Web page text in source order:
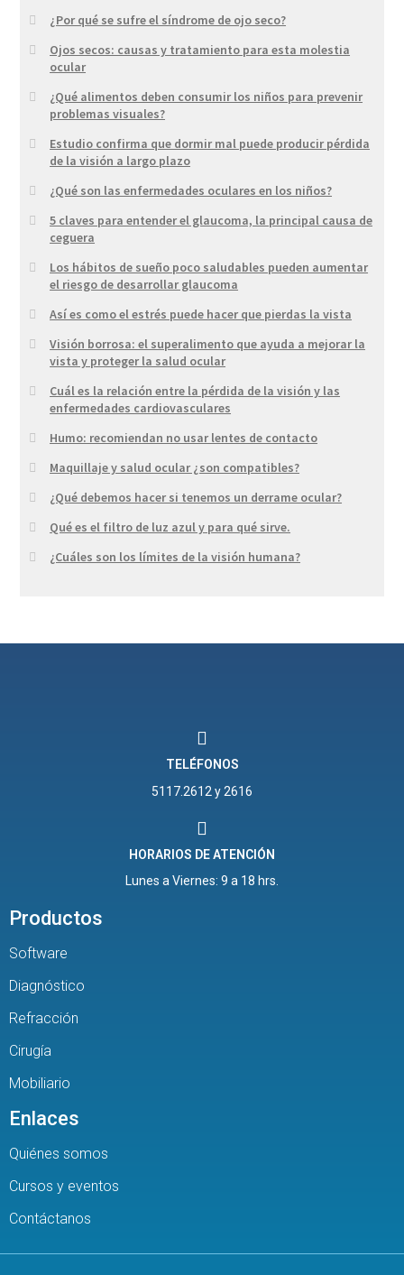
¿Por qué se sufre el síndrome de ojo seco?
Ojos secos: causas y tratamiento para esta molestia
ocular
¿Qué alimentos deben consumir los niños para prevenir
problemas visuales?
Estudio confirma que dormir mal puede producir pérdida
de la visión a largo plazo
¿Qué son las enfermedades oculares en los niños?
5 claves para entender el glaucoma, la principal causa de
ceguera
Los hábitos de sueño poco saludables pueden aumentar
el riesgo de desarrollar glaucoma
Así es como el estrés puede hacer que pierdas la vista
Visión borrosa: el superalimento que ayuda a mejorar la
vista y proteger la salud ocular
Cuál es la relación entre la pérdida de la visión y las
enfermedades cardiovasculares
Humo: recomiendan no usar lentes de contacto
Maquillaje y salud ocular ¿son compatibles?
¿Qué debemos hacer si tenemos un derrame ocular?
Qué es el filtro de luz azul y para qué sirve.
¿Cuáles son los límites de la visión humana?
TELÉFONOS
5117.2612 y 2616
HORARIOS DE ATENCIÓN
Lunes a Viernes: 9 a 18 hrs.
Productos
Software
Diagnóstico
Refracción
Cirugía
Mobiliario
Enlaces
Quiénes somos
Cursos y eventos
Contáctanos